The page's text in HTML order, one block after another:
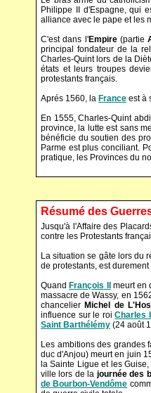
Philippe II d'Espagne, qui
alliance avec le pape et les
C'est dans l'Empire(partie
principal fondateur de la
Charles-Quint lors de la
états et leurs troupes
protestants français.
Aprés 1560, la France est à
En 1555, Charles-Quint
province, la lutte est sans
bénéficie du soutien des
Parme est plus conciliant.
pratique, les Provinces du
Résumé des
Jusqu'à l'Affaire des
contre les Protestants
La situation se gâte lors du
de protestants, est
Quand François II meurt en
massacre de Wassy, en
chancelier Michel de
influence sur le roiCharles
Saint Barthélémy (24 août
Les ambitions des grandes
duc d'Anjou) meurt en juin
la Sainte Ligue et les
ville lors de la journée des
de Bourbon-Vendôme